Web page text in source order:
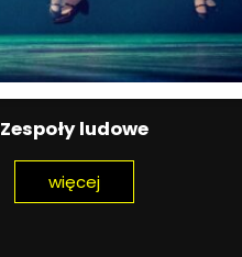
Zespoły ludowe
więcej